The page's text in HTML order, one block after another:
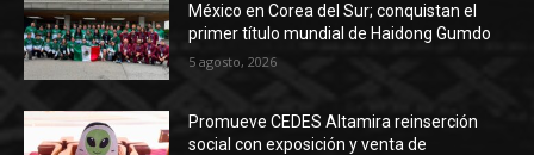
México en Corea del Sur; conquistan el
primer título mundial de Haidong Gumdo
5 agosto, 2026
Promueve CEDES Altamira reinserción
social con exposición y venta de